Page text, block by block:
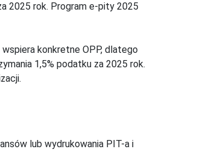
2025 rok. Program e-pity 2025
konkretne OPP, dlatego
1,5% podatku za 2025 rok.
lub wydrukowania PIT-a i